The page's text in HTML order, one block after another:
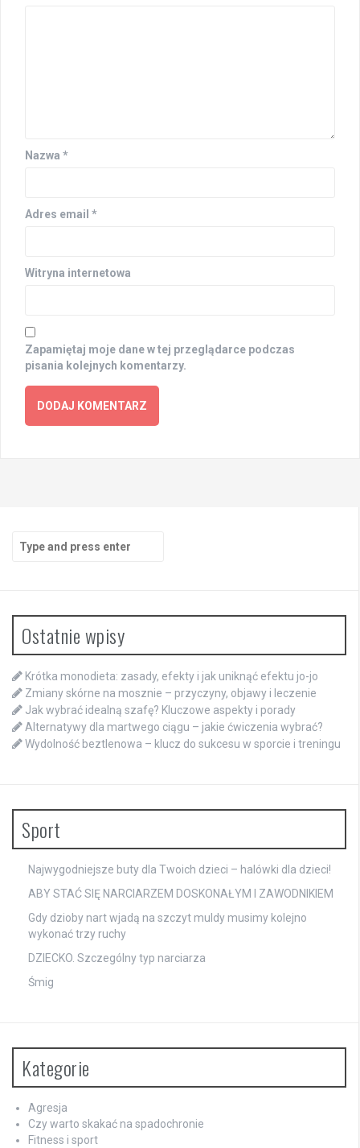
Nazwa *
Adres email *
Witryna internetowa
Zapamiętaj moje dane w tej przeglądarce podczas
pisania kolejnych komentarzy.
Search
for:
Ostatnie wpisy
Krótka monodieta: zasady, efekty i jak uniknąć efektu jo-jo
Zmiany skórne na mosznie – przyczyny, objawy i leczenie
Jak wybrać idealną szafę? Kluczowe aspekty i porady
Alternatywy dla martwego ciągu – jakie ćwiczenia wybrać?
Wydolność beztlenowa – klucz do sukcesu w sporcie i treningu
Sport
Najwygodniejsze buty dla Twoich dzieci – halówki dla dzieci!
ABY STAĆ SIĘ NARCIARZEM DOSKONAŁYM I ZAWODNIKIEM
Gdy dzioby nart wjadą na szczyt muldy musimy kolejno
wykonać trzy ruchy
DZIECKO. Szczególny typ narciarza
Śmig
Kategorie
Agresja
Czy warto skakać na spadochronie
Fitness i sport